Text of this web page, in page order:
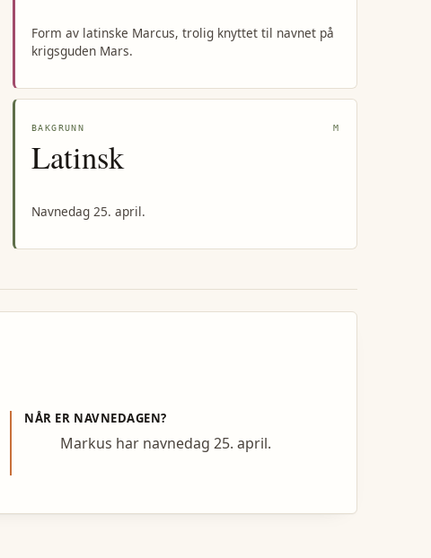
Form av latinske Marcus, trolig knyttet til navnet på
krigsguden Mars.
BAKGRUNN M
Latinsk
Navnedag 25. april.
NÅR ER NAVNEDAGEN?
Markus har navnedag 25. april.